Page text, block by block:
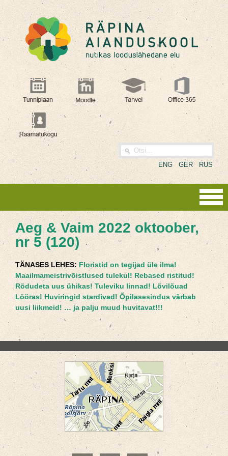
ENG GER RUS
Aeg & Vaim 2022 oktoober,
nr 5 (120)
TÄNASES LEHES:Floristid on tegijad üle ilma!
Maailmameistrivõistlused tulekul! Rebased ristitud!
Rõdudeta uus ühikas! Tuleviku linnad! Lõvilõuad
Lööras! Huviringid stardivad! Õpilasesindus värbab
uusi liikmeid! … ja palju muud huvitavat!!!